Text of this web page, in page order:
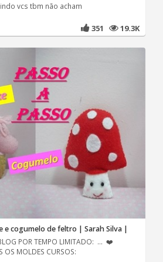
vcs tbm não acham
351 19.3K
e cogumelo de feltro | Sarah Silva |
POR TEMPO LIMITADO: ... ❤️
OS MOLDES CURSOS: